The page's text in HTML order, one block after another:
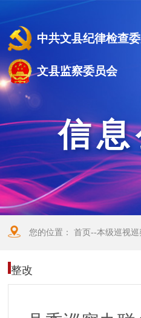
中共文县纪律检查
文县监察委员会
信
您的位置：首页--本级巡视
整改